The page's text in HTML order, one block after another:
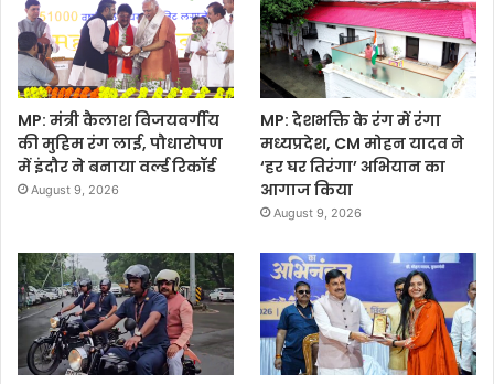
MP: मंत्री कैलाश विजयवर्गीय
की मुहिम रंग लाई, पौधारोपण
में इंदौर ने बनाया वर्ल्ड रिकॉर्ड
August 9, 2026
MP: देशभक्ति के रंग में रंगा
मध्यप्रदेश, CM मोहन यादव ने
‘हर घर तिरंगा’ अभियान का
आगाज किया
August 9, 2026